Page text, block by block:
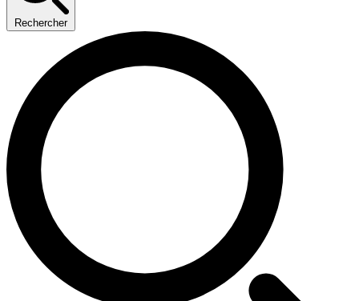
Rechercher